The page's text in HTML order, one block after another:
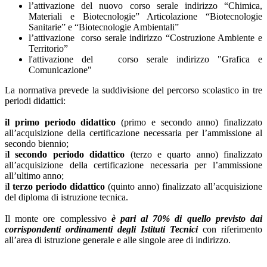
l’attivazione del nuovo corso serale indirizzo “Chimica,
Materiali e Biotecnologie” Articolazione “Biotecnologie
Sanitarie” e “Biotecnologie Ambientali”
l’attivazione corso serale indirizzo “Costruzione Ambiente e
Territorio”
l'attivazione del corso serale indirizzo "Grafica e
Comunicazione"
La normativa prevede la suddivisione del percorso scolastico in tre
periodi didattici:
il primo periodo didattico (primo e secondo anno) finalizzato
all’acquisizione della certificazione necessaria per l’ammissione al
secondo biennio;
il secondo periodo didattico (terzo e quarto anno) finalizzato
all’acquisizione della certificazione necessaria per l’ammissione
all’ultimo anno;
il terzo periodo didattico (quinto anno) finalizzato all’acquisizione
del diploma di istruzione tecnica.
Il monte ore complessivoè pari al 70% di quello previsto dai
corrispondenti ordinamenti degli Istituti Tecnici con riferimento
all’area di istruzione generale e alle singole aree di indirizzo.